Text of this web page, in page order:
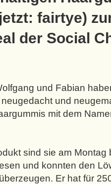
fairtye)
der Social
und Fabian
neugedacht und
mit dem
sind sie am
und konnten den
Er hat für